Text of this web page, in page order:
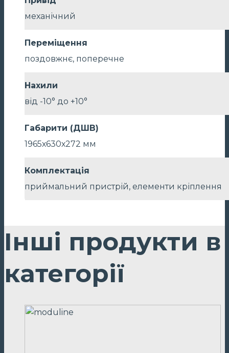
механічний
Переміщення
поздовжнє, поперечне
Нахили
від -10° до +10°
Габарити (ДШВ)
1965х630х272 мм
Комплектація
приймальний пристрій, елементи кріплення
Інші продукти в
категорії